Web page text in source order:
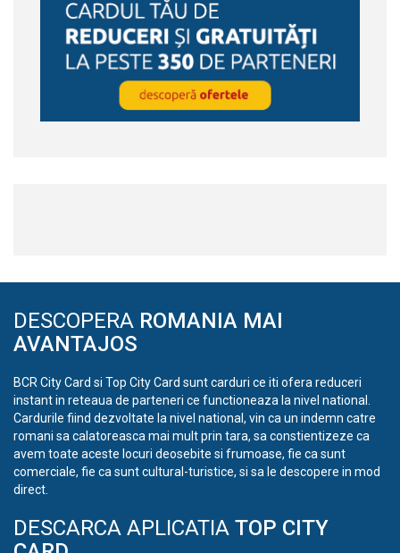
DESCOPERA ROMANIA MAI
AVANTAJOS
BCR City Card si Top City Card sunt carduri ce iti ofera reduceri
instant in reteaua de parteneri ce functioneaza la nivel national.
Cardurile fiind dezvoltate la nivel national, vin ca un indemn catre
romani sa calatoreasca mai mult prin tara, sa constientizeze ca
avem toate aceste locuri deosebite si frumoase, fie ca sunt
comerciale, fie ca sunt cultural-turistice, si sa le descopere in mod
direct.
DESCARCA APLICATIA TOP CITY